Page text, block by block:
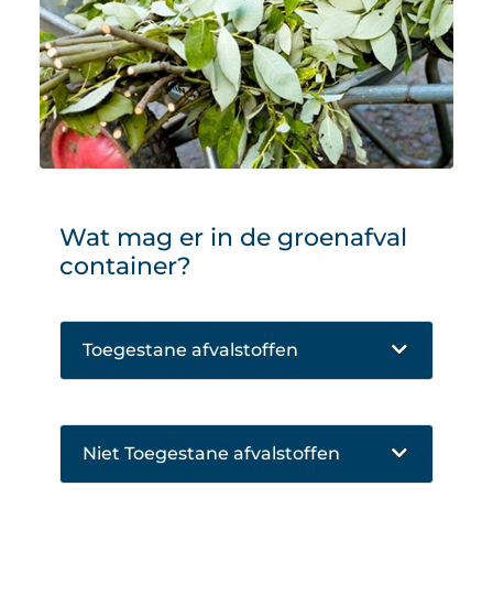
Wat mag er in de groenafval
container?
Toegestane afvalstoffen
Niet Toegestane afvalstoffen